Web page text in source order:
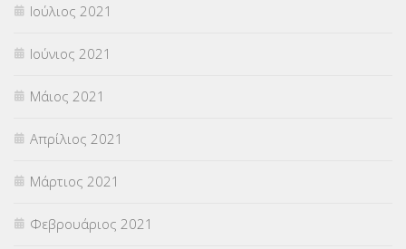
Ιούλιος 2021
Ιούνιος 2021
Μάιος 2021
Απρίλιος 2021
Μάρτιος 2021
Φεβρουάριος 2021